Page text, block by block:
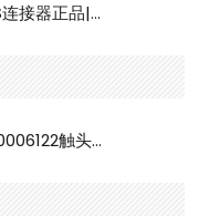
JST连接器-提供JST GHR-07V-S连接器正品|替代品
触头连接器-兼容HARTING|09330006122触头连接器替代品说明